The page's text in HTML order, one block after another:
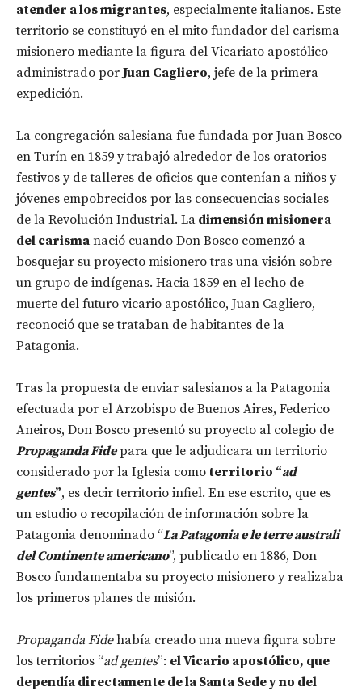
atender a los migrantes, especialmente italianos. Este
territorio se constituyó en el mito fundador del carisma
misionero mediante la figura del Vicariato apostólico
administrado por Juan Cagliero, jefe de la primera
expedición.
La congregación salesiana fue fundada por Juan Bosco
en Turín en 1859 y trabajó alrededor de los oratorios
festivos y de talleres de oficios que contenían a niños y
jóvenes empobrecidos por las consecuencias sociales
de la Revolución Industrial. La dimensión misionera
del carisma nació cuando Don Bosco comenzó a
bosquejar su proyecto misionero tras una visión sobre
un grupo de indígenas. Hacia 1859 en el lecho de
muerte del futuro vicario apostólico, Juan Cagliero,
reconoció que se trataban de habitantes de la
Patagonia.
Tras la propuesta de enviar salesianos a la Patagonia
efectuada por el Arzobispo de Buenos Aires, Federico
Aneiros, Don Bosco presentó su proyecto al colegio de
Propaganda Fidepara que le adjudicara un territorio
considerado por la Iglesia como territorio “ad
gentes”, es decir territorio infiel. En ese escrito, que es
un estudio o recopilación de información sobre la
Patagonia denominado “La Patagonia e le terre australi
del Continente americano”, publicado en 1886, Don
Bosco fundamentaba su proyecto misionero y realizaba
los primeros planes de misión.
Propaganda Fidehabía creado una nueva figura sobre
los territorios “ad gentes”: el Vicario apostólico, que
dependía directamente de la Santa Sede y no del